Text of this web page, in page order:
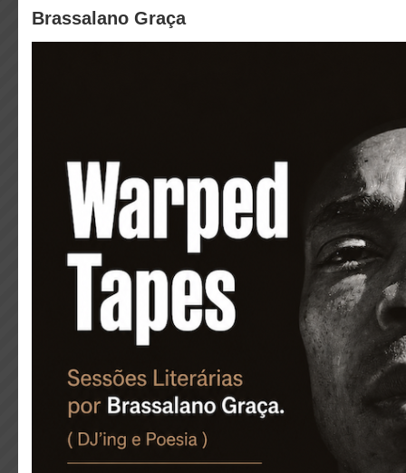
Brassalano Graça